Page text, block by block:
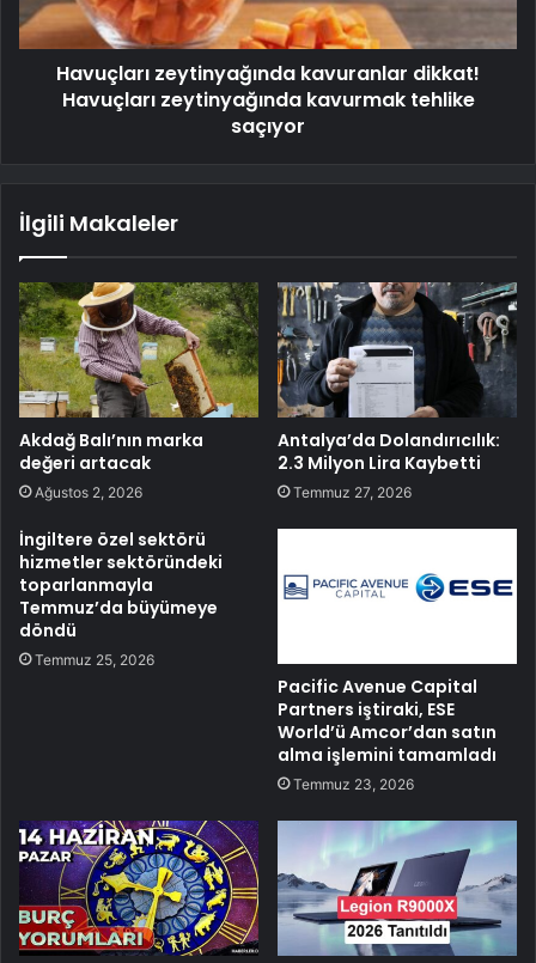
Havuçları zeytinyağında kavuranlar dikkat!
Havuçları zeytinyağında kavurmak tehlike
saçıyor
İlgili Makaleler
Akdağ Balı’nın marka
değeri artacak
Ağustos 2, 2026
Antalya’da Dolandırıcılık:
2.3 Milyon Lira Kaybetti
Temmuz 27, 2026
İngiltere özel sektörü
hizmetler sektöründeki
toparlanmayla
Temmuz’da büyümeye
döndü
Temmuz 25, 2026
Pacific Avenue Capital
Partners iştiraki, ESE
World’ü Amcor’dan satın
alma işlemini tamamladı
Temmuz 23, 2026